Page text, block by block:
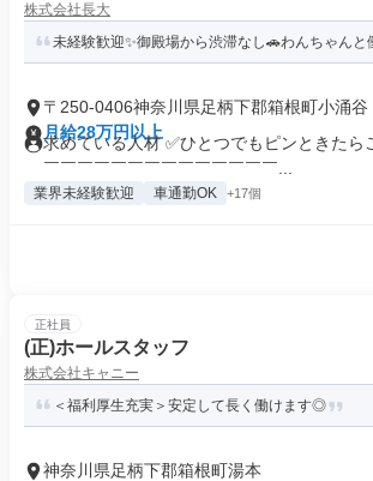
株式会社長大
未経験歓迎✨御殿場から渋滞なし🚗わんちゃんと
〒250-0406神奈川県足柄下郡箱根町小涌谷
月給28万円以上
求めている人材 ✅ひとつでもピンときたら
￣￣￣￣￣￣￣￣￣￣￣￣￣￣...
業界未経験歓迎 車通勤OK +17個
正社員
(正)ホールスタッフ
株式会社キャニー
＜福利厚生充実＞安定して長く働けます◎
神奈川県足柄下郡箱根町湯本